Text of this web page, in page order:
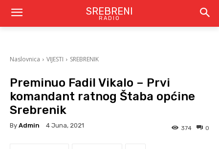
SREBRENI
RADIO
Naslovnica VIJESTI SREBRENIK
Preminuo Fadil Vikalo – Prvi
komandant ratnog Štaba općine
Srebrenik
By Admin 4 Juna, 2021 0
374